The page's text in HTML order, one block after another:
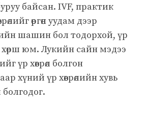
байсан. IVF, практик
өргөн уудам дээр
шашин бол тодорхой, үр
хөрш юм. Лукийн сайн мэдээ
үр хөврөл болгон
хүний ​​үр хөврөлийн хувь